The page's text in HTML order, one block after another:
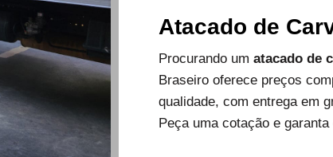
Atacado de
Procurando um atacado de
Braseiro oferece preços
qualidade, com entrega em
Peça uma cotação e